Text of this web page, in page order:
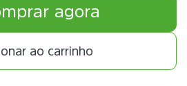
ao carrinho
agora